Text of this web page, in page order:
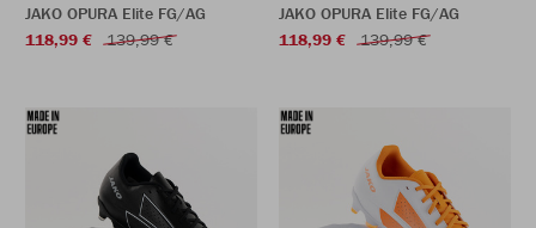
JAKO OPURA Elite FG/AG
118,99 €
139,99 €
JAKO OPURA Elite FG/AG
118,99 €
139,99 €